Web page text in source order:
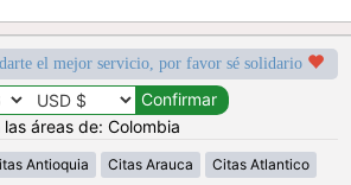
el mejor servicio, por favor sé solidario
áreas de: Colombia
Antioquia Citas Arauca Citas Atlantico